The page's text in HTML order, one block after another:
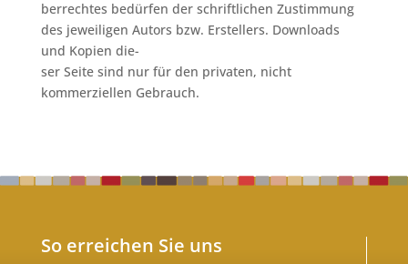
berrechtes bedürfen der schriftlichen Zustimmung
des jeweiligen Autors bzw. Erstellers. Downloads
und Kopien die-
ser Seite sind nur für den privaten, nicht
kommerziellen Gebrauch.
So erreichen Sie uns